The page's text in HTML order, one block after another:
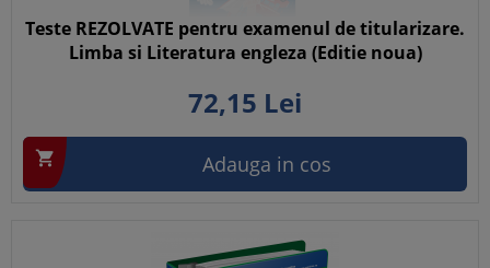
Teste REZOLVATE pentru examenul de titularizare.
Limba si Literatura engleza (Editie noua)
72,15 Lei
 Adauga in cos